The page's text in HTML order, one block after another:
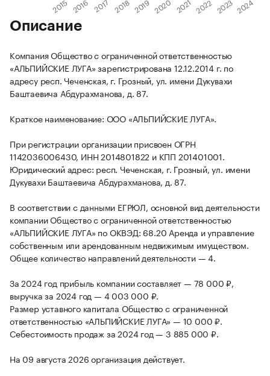
Описание
Компания Общество с ограниченной ответственностью
«АЛЬПИЙСКИЕ ЛУГА» зарегистрирована 12.12.2014 г. по
адресу респ. Чеченская, г. Грозный, ул. имени Дукувахи
Баштаевича Абдурахманова, д. 87.
Краткое наименование: ООО «АЛЬПИЙСКИЕ ЛУГА».
При регистрации организации присвоен ОГРН
1142036006430, ИНН 2014801822 и КПП 201401001.
Юридический адрес: респ. Чеченская, г. Грозный, ул. имени
Дукувахи Баштаевича Абдурахманова, д. 87.
В соответствии с данными ЕГРЮЛ, основной вид деятельности
компании Общество с ограниченной ответственностью
«АЛЬПИЙСКИЕ ЛУГА» по ОКВЭД: 68.20 Аренда и управление
собственным или арендованным недвижимым имуществом.
Общее количество направлений деятельности — 4.
За 2024 год прибыль компании составляет — 78 000 ₽,
выручка за 2024 год — 4 003 000 ₽.
Размер уставного капитала Общество с ограниченной
ответственностью «АЛЬПИЙСКИЕ ЛУГА» — 10 000 ₽.
Себестоимость продаж за 2024 год — 3 885 000 ₽.
На 09 августа 2026 организация действует.